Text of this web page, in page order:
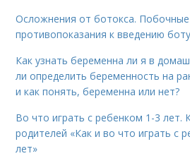
Осложнения от ботокса.
противопоказания к введению
Как узнать беременна ли я в
ли определить беременность на
и как понять, беременна или нет?
Во что играть с ребенком 1-3 лет.
родителей «Как и во что играть с
лет»